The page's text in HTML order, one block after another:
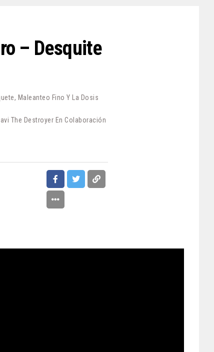
– Desquite
Maleanteo Fino Y La Dosis
The Destroyer En Colaboración